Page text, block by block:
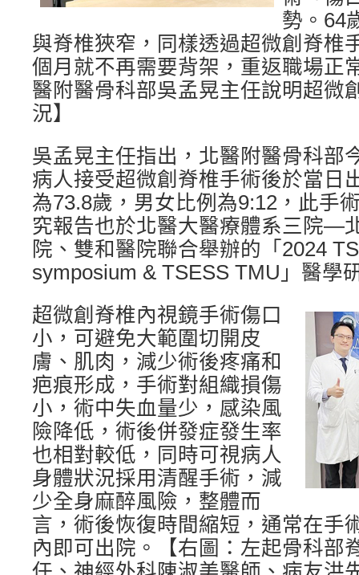
勢。64
與脊椎狹窄，同樣透過超微創脊椎
個月就不再需要背架，重返職場正
醫附醫骨科部吳孟晃主任說明超微
況】
吳孟晃主任指出，北醫附醫骨科部
病人接受超微創脊椎手術後於當日
為73.8歲，男女比例為9:12，此手
究報告也於北醫大醫療體系三院—
院、雙和醫院聯合舉辦的「2024
symposium & TSESS TMU」醫學
超微創脊椎內視鏡手術傷口
小，可避免大範圍切開皮
膚、肌肉，減少術後疼痛和
疤痕形成，手術對組織損傷
小，術中失血量少，感染風
險降低，術後併發症發生率
也相對較低，同時可視病人
身體狀況採用清醒手術，減
少全身麻醉風險，整體而
言，術後恢復時間縮短，通常在手
內即可出院。【右圖：左起骨科部